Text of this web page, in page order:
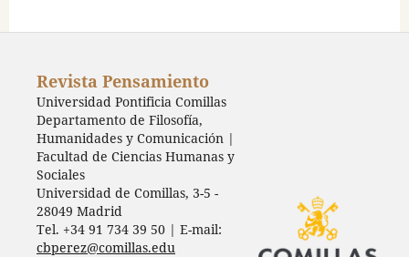
Revista Pensamiento
Universidad Pontificia Comillas
Departamento de Filosofía,
Humanidades y Comunicación |
Facultad de Ciencias Humanas y
Sociales
Universidad de Comillas, 3-5 -
28049 Madrid
Tel. +34 91 734 39 50 | E-mail:
cbperez@comillas.edu